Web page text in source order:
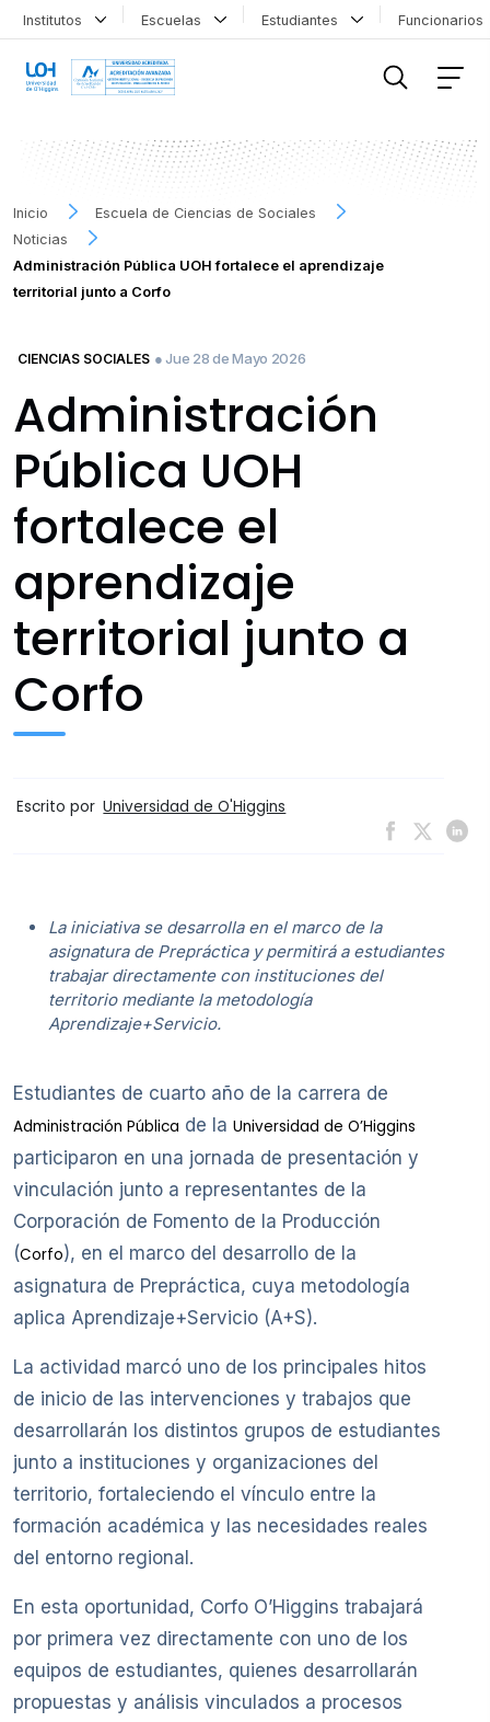
Institutos Escuelas Estudiantes
Inicio
Escuela de Ciencias de Sociales
Noticias
Administración Pública UOH fortalece el aprendizaje
territorial junto a Corfo
CIENCIAS SOCIALES ● Jue 28 de Mayo 2026
Administración
Pública UOH
fortalece el
aprendizaje
territorial junto a
Corfo
Escrito por Universidad de O'Higgins
La iniciativa se desarrolla en el marco de la
asignatura de Prepráctica y permitirá a estudiantes
trabajar directamente con instituciones del
territorio mediante la metodología
Aprendizaje+Servicio.
Estudiantes de cuarto año de la carrera de
Administración Pública de la Universidad de O’Higgins
participaron en una jornada de presentación y
vinculación junto a representantes de la
Corporación de Fomento de la Producción
(Corfo), en el marco del desarrollo de la
asignatura de Prepráctica, cuya metodología
aplica Aprendizaje+Servicio (A+S).
La actividad marcó uno de los principales hitos
de inicio de las intervenciones y trabajos que
desarrollarán los distintos grupos de estudiantes
junto a instituciones y organizaciones del
territorio, fortaleciendo el vínculo entre la
formación académica y las necesidades reales
del entorno regional.
En esta oportunidad, Corfo O’Higgins trabajará
por primera vez directamente con uno de los
equipos de estudiantes, quienes desarrollarán
propuestas y análisis vinculados a procesos